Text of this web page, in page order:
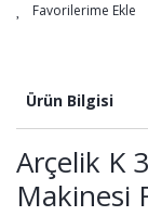
Ürün Bilgisi
Arçelik K
Makinesi